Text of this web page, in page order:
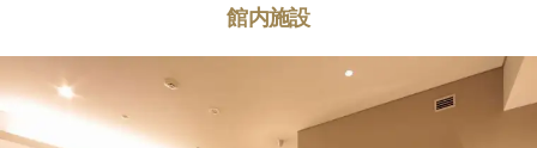
館内施設